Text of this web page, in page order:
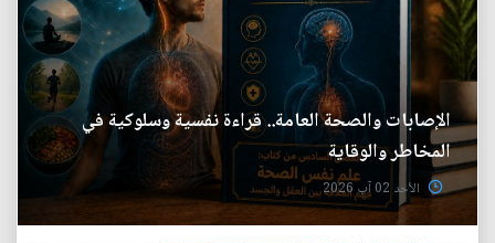
الإصابات والصحة العامة.. قراءة نفسية وسلوكية في
المخاطر والوقاية
الأحد 02 آب 2026